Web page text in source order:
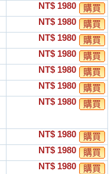
NT$ 1980
購買
NT$ 1980
購買
NT$ 1980
購買
NT$ 1980
購買
NT$ 1980
購買
NT$ 1980
購買
NT$ 1980 購買
NT$ 1980
購買
NT$ 1980
購買
NT$ 1980
購買